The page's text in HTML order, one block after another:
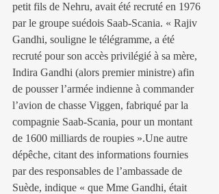
petit fils de Nehru, avait été recruté en 1976
par le groupe suédois Saab-Scania. « Rajiv
Gandhi, souligne le télégramme, a été
recruté pour son accès privilégié à sa mère,
Indira Gandhi (alors premier ministre) afin
de pousser l’armée indienne à commander
l’avion de chasse Viggen, fabriqué par la
compagnie Saab-Scania, pour un montant
de 1600 milliards de roupies ».Une autre
dépêche, citant des informations fournies
par des responsables de l’ambassade de
Suède, indique « que Mme Gandhi, était